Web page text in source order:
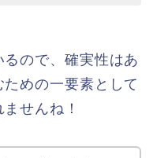
ので、確実性はあ
めの一要素として
せんね！